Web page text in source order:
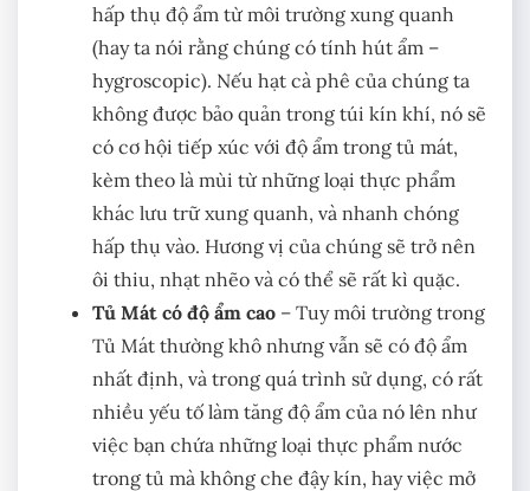
hấp thụ độ ẩm từ môi trường xung quanh
(hay ta nói rằng chúng có tính hút ẩm –
hygroscopic). Nếu hạt cà phê của chúng ta
không được bảo quản trong túi kín khí, nó sẽ
có cơ hội tiếp xúc với độ ẩm trong tủ mát,
kèm theo là mùi từ những loại thực phẩm
khác lưu trữ xung quanh, và nhanh chóng
hấp thụ vào. Hương vị của chúng sẽ trở nên
ôi thiu, nhạt nhẽo và có thể sẽ rất kì quặc.
Tủ Mát có độ ẩm cao – Tuy môi trường trong
Tủ Mát thường khô nhưng vẫn sẽ có độ ẩm
nhất định, và trong quá trình sử dụng, có rất
nhiều yếu tố làm tăng độ ẩm của nó lên như
việc bạn chứa những loại thực phẩm nước
trong tủ mà không che đậy kín, hay việc mở